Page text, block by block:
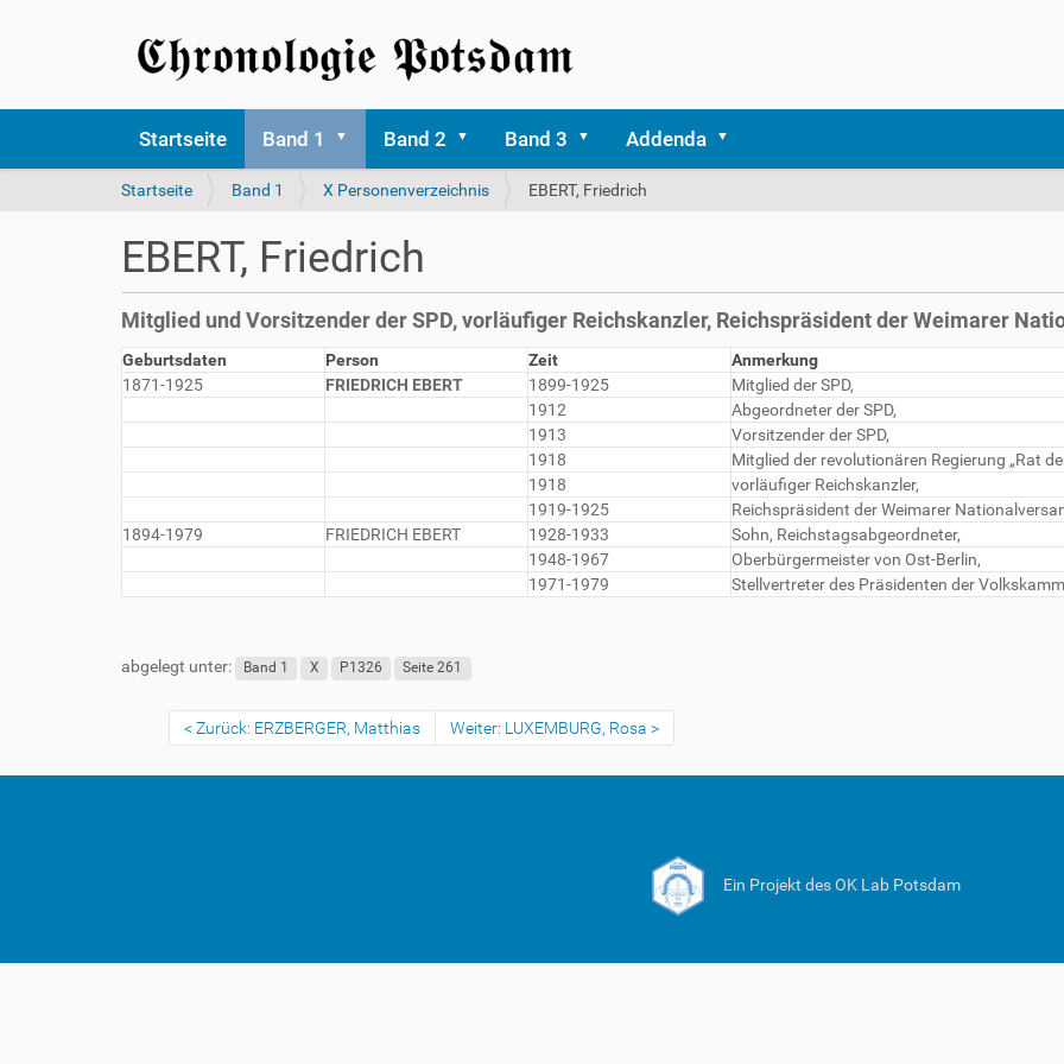
Startseite Band 1 Band 2 Band 3 Addenda
S
d
h
i
e
r
Startseite Band 1 X Personenverzeichnis EBERT, Friedrich
EBERT, Friedrich
Mitglied und Vorsitzender der SPD, vorläufiger Reichskanzler, Reichspräsident der Weimarer
Geburtsdaten Person Zeit
Anmerkung
1871-1925
FRIEDRICH EBERT 1899-1925
Mitglied der SPD,
1912
Abgeordneter der SPD,
1913
Vorsitzender der SPD,
1918
Mitglied der revolutionären Regierung „Rat
1918
vorläufiger Reichskanzler,
1919-1925
Reichspräsident der Weimarer
1894-1979
FRIEDRICH EBERT 1928-1933
Sohn, Reichstagsabgeordneter,
1948-1967
Oberbürgermeister von Ost-Berlin,
1971-1979
Stellvertreter des Präsidenten der
abgelegt unter: Band 1 X P1326 Seite 261
Zurück: ERZBERGER, Matthias Weiter: LUXEMBURG, Rosa
Ein Projekt des OK Lab Potsdam